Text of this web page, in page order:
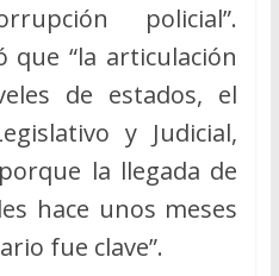
policial”.
que “la articulación
de estados, el
y Judicial,
la llegada de
hace unos meses
fue clave”.